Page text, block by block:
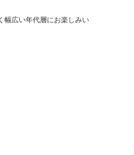
幅広い年代層にお楽しみい